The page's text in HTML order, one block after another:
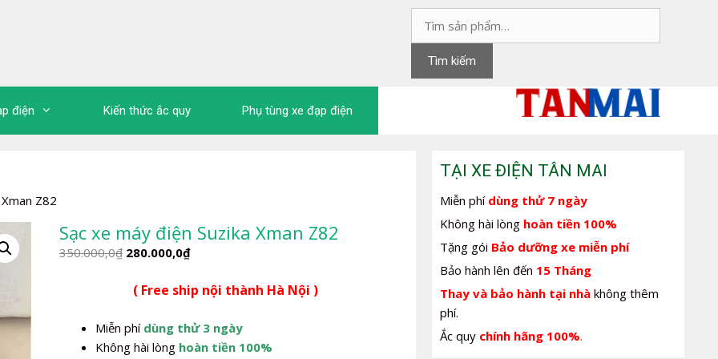
kiếm:
Tìm kiếm
điện Kiến thức ắc quy Phụ tùng xe đạp điện
Z82
Sạc xe máy điện Suzika Xman Z82
350.000,0₫ Giá
là:
280.000,0₫Giá
tại
280.000,0₫.
( Free ship nội thành Hà Nội )
Miễn phí dùng thử 3 ngày
Không hài lòng hoàn tiền 100%
TẠI XE ĐIỆN TÂN MAI
Miễn phí dùng thử 7 ngày
Không hài lòng hoàn tiền 100%
Tặng gói Bảo dưỡng xe miễn phí
Bảo hành lên đến 15 Tháng
Thay và bảo hành tại nhà không thêm
phí.
Ắc quy chính hãng 100%.